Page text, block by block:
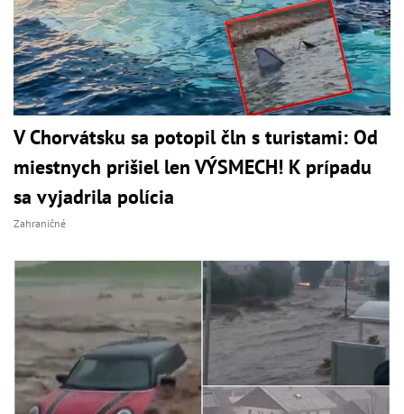
V Chorvátsku sa potopil čln s turistami: Od
miestnych prišiel len VÝSMECH! K prípadu
sa vyjadrila polícia
Zahraničné